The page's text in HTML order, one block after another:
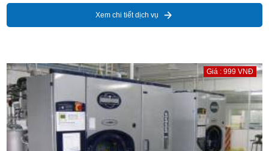
Xem chi tiết dịch vụ
Giá : 999 VNĐ